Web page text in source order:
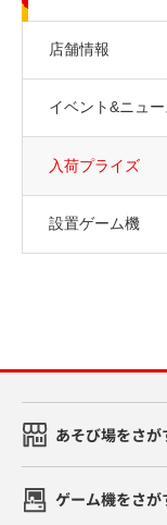
店舗情報
イベント&ニュー
入荷プライズ
設置ゲーム機
あそび場をさが
ゲーム機をさが